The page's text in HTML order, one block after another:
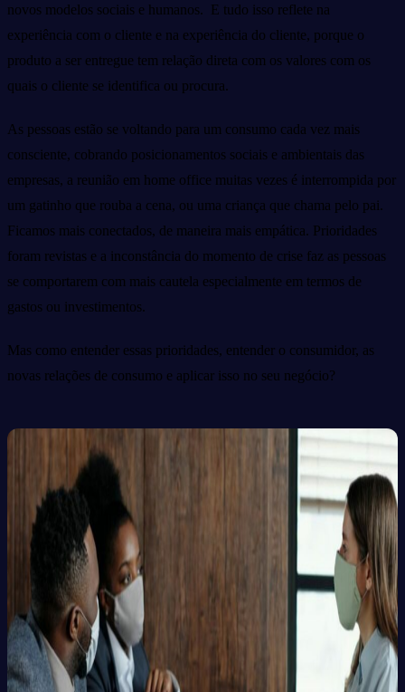
novos modelos sociais e humanos. E tudo isso reflete na
experiência com o cliente e na experiência do cliente, porque o
produto a ser entregue tem relação direta com os valores com os
quais o cliente se identifica ou procura.
As pessoas estão se voltando para um consumo cada vez mais
consciente, cobrando posicionamentos sociais e ambientais das
empresas, a reunião em home office muitas vezes é interrompida por
um gatinho que rouba a cena, ou uma criança que chama pelo pai.
Ficamos mais conectados, de maneira mais empática. Prioridades
foram revistas e a inconstância do momento de crise faz as pessoas
se comportarem com mais cautela especialmente em termos de
gastos ou investimentos.
Mas como entender essas prioridades, entender o consumidor, as
novas relações de consumo e aplicar isso no seu negócio?